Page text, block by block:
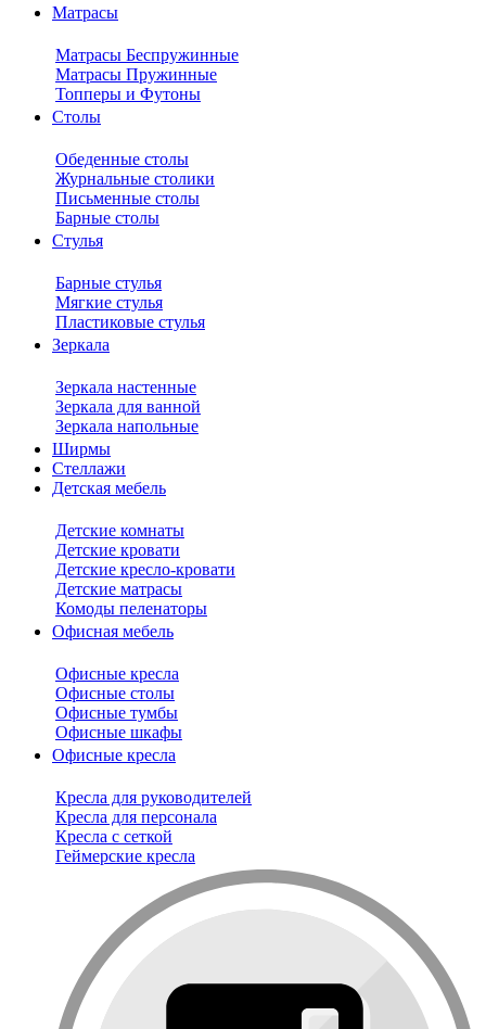
Матрасы
Матрасы Беспружинные
Матрасы Пружинные
Топперы и Футоны
Столы
Обеденные столы
Журнальные столики
Письменные столы
Барные столы
Стулья
Барные стулья
Мягкие стулья
Пластиковые стулья
Зеркала
Зеркала настенные
Зеркала для ванной
Зеркала напольные
Ширмы
Стеллажи
Детская мебель
Детские комнаты
Детские кровати
Детские кресло-кровати
Детские матрасы
Комоды пеленаторы
Офисная мебель
Офисные кресла
Офисные столы
Офисные тумбы
Офисные шкафы
Офисные кресла
Кресла для руководителей
Кресла для персонала
Кресла с сеткой
Геймерские кресла